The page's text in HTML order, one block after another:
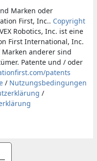
Marken oder
First, Inc.. Copyright
Robotics, Inc. ist eine
First International, Inc.
anderer sind
Patente und / oder
patents
/ Nutzungsbedingungen
/